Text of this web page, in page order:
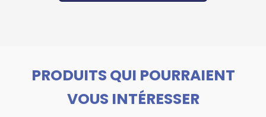
PRODUITS QUI POURRAIENT
VOUS INTÉRESSER